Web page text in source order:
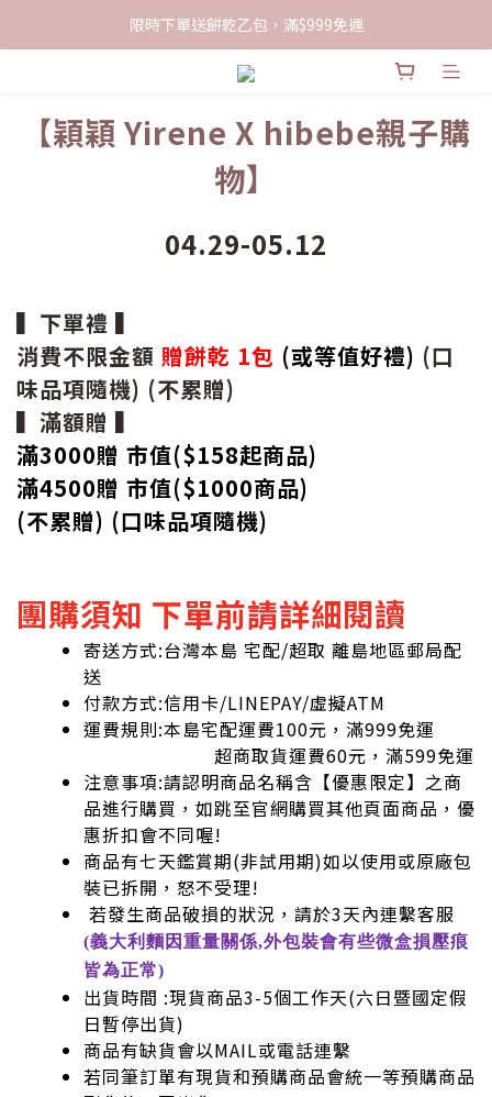
限時下單送餅乾乙包，滿$999免運
限時下單送餅乾乙包，滿$999免運
加入會員領100現折購物金
限時下單送餅乾乙包，滿$999免運
【穎穎 Yirene X hibebe親子購
物】
04.29-05.12
▍下單禮 ▍
消費不限金額 贈餅乾 1包 (或等值好禮) (口
味品項隨機) (不累贈)
▍滿額贈 ▍
滿3000贈 市值($158起商品)
滿4500贈 市值($1000商品)
(不累贈) (口味品項隨機)
團購須知 下單前請詳細閱讀
寄送方式:台灣本島 宅配/超取 離島地區郵局配
送
付款方式:信用卡/LINEPAY/虛擬ATM
運費規則:本島宅配運費100元，滿999免運
超商取貨運費60元，滿599免運
注意事項:請認明商品名稱含【優惠限定】之商
品進行購買，如跳至官網購買其他頁面商品，優
惠折扣會不同喔!
商品有七天鑑賞期(非試用期)如以使用或原廠包
裝已拆開，怒不受理!
若發生商品破損的狀況，請於3天內連繫客服
(義大利麵因重量關係,外包裝會有些微盒損壓痕
皆為正常)
出貨時間 :現貨商品3-5個工作天(六日暨國定假
日暫停出貨)
商品有缺貨會以MAIL或電話連繫
若同筆訂單有現貨和預購商品會統一等預購商品